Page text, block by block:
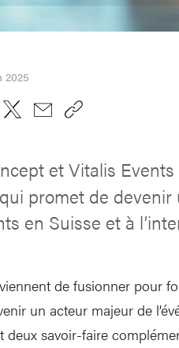
2025
et Vitalis
promet de
en Suisse et à
de fusionner pour
un acteur majeur de
savoir-faire